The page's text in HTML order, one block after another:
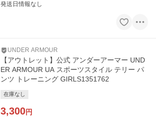
発送日情報なし
UNDER ARMOUR
【アウトレット】公式 アンダーアーマー UND
ER ARMOUR UA スポーツスタイル テリー パ
ンツ トレーニング GIRLS1351762
在庫なし
3,300円